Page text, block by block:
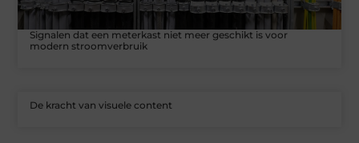
Signalen dat een meterkast niet meer geschikt is voor
modern stroomverbruik
De kracht van visuele content